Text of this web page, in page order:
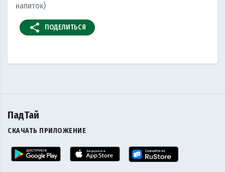
напиток)
share ПОДЕЛИТЬСЯ
ПадТай
СКАЧАТЬ ПРИЛОЖЕНИЕ